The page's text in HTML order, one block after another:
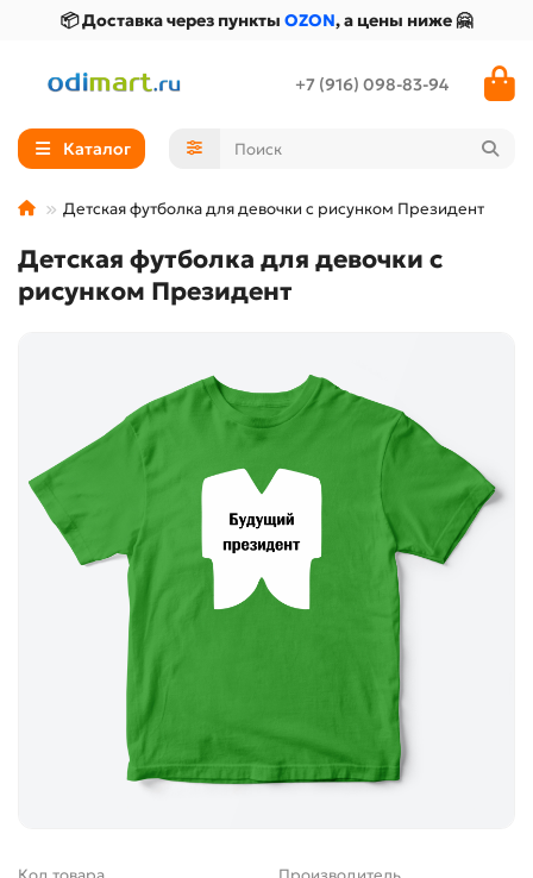
📦 Доставка через пункты OZON, а цены ниже 🤗
+7 (916) 098-83-94
Каталог
Детская футболка для девочки с рисунком Президент
Детская футболка для девочки с
рисунком Президент